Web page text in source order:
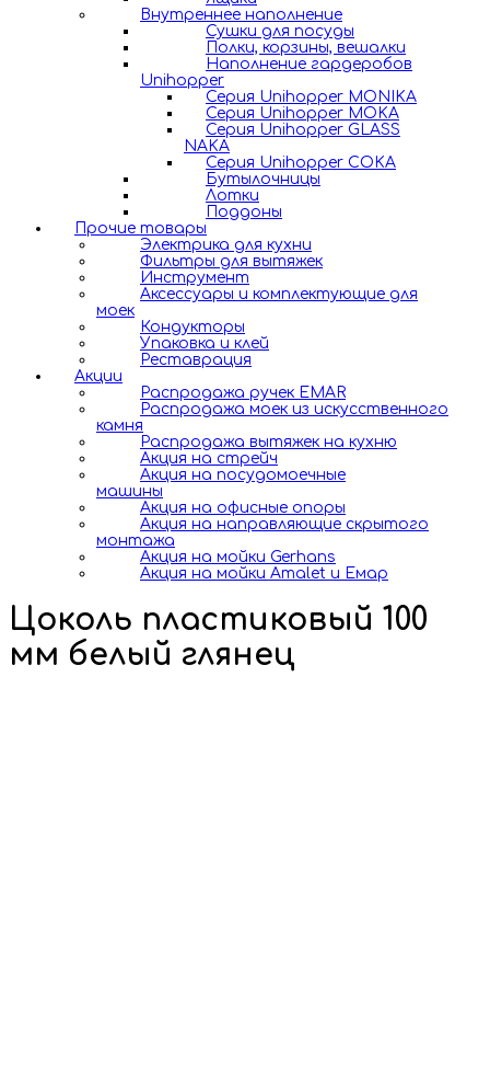
Внутреннее наполнение
Сушки для посуды
Полки, корзины, вешалки
Наполнение гардеробов
Unihopper
Серия Unihopper MONIKA
Серия Unihopper MOKA
Серия Unihopper GLASS
NAKA
Серия Unihopper COKA
Бутылочницы
Лотки
Поддоны
Прочие товары
Электрика для кухни
Фильтры для вытяжек
Инструмент
Аксессуары и комплектующие для
моек
Кондукторы
Упаковка и клей
Реставрация
Акции
Распродажа ручек EMAR
Распродажа моек из искусственного
камня
Распродажа вытяжек на кухню
Акция на стрейч
Акция на посудомоечные
машины
Акция на офисные опоры
Акция на направляющие скрытого
монтажа
Акция на мойки Gerhans
Акция на мойки Amalet и Емар
Цоколь пластиковый 100
мм белый глянец